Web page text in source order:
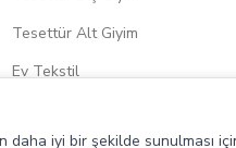
Tesettür Alt Giyim
Ev Tekstil
daha iyi bir şekilde sunulması